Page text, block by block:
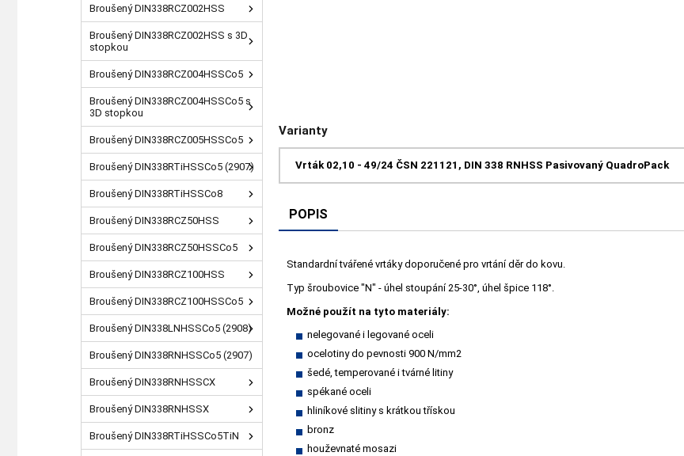
Varianty
Vrták 02,10 - 49/24 ČSN 221121, DIN 338 RNHSS Pasivovaný QuadroPack
POPIS
Standardní tvářené vrtáky doporučené pro vrtání děr do kovu.
Typ šroubovice "N" - úhel stoupání 25-30°, úhel špice 118°.
Možné použít na tyto materiály:
nelegované i legované oceli
ocelotiny do pevnosti 900 N/mm2
šedé, temperované i tvárné litiny
spékané oceli
hliníkové slitiny s krátkou třískou
bronz
houževnaté mosazi
Broušený DIN338RCZ002HSS
Broušený DIN338RCZ002HSS s 3D
stopkou
Broušený DIN338RCZ004HSSCo5
Broušený DIN338RCZ004HSSCo5 s
3D stopkou
Broušený DIN338RCZ005HSSCo5
Broušený DIN338RTiHSSCo5 (2907)
Broušený DIN338RTiHSSCo8
Broušený DIN338RCZ50HSS
Broušený DIN338RCZ50HSSCo5
Broušený DIN338RCZ100HSS
Broušený DIN338RCZ100HSSCo5
Broušený DIN338LNHSSCo5 (2908)
Broušený DIN338RNHSSCo5 (2907)
Broušený DIN338RNHSSCX
Broušený DIN338RNHSSX
Broušený DIN338RTiHSSCo5TiN